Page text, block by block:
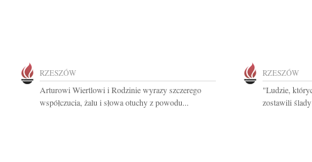
RZESZÓW
Arturowi Wiertlowi i Rodzinie wyrazy szczerego
współczucia, żalu i słowa otuchy z powodu...
RZESZÓW
"Ludzie,
zostawili